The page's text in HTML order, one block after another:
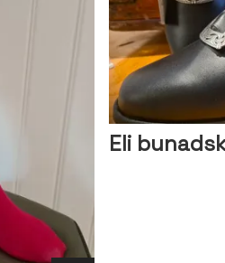
Eli